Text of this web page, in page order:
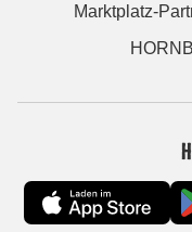
Marktplatz-